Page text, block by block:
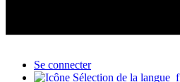
Se connecter